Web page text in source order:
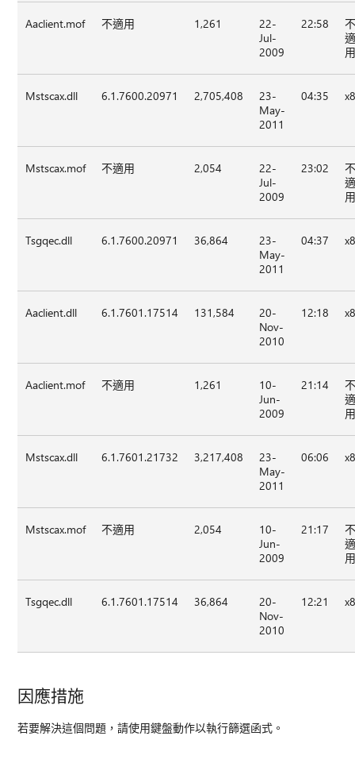
Aaclient.mof 不適用 1,261
22-
Jul-
2009
22:58
Mstscax.dll 6.1.7600.20971 2,705,408
23-
May-
2011
04:35
Mstscax.mof 不適用 2,054
22-
Jul-
2009
23:02
Tsgqec.dll 6.1.7600.20971 36,864
23-
May-
2011
04:37
Aaclient.dll 6.1.7601.17514 131,584
20-
Nov-
2010
12:18
Aaclient.mof 不適用 1,261
10-
Jun-
2009
21:14
Mstscax.dll 6.1.7601.21732 3,217,408
23-
May-
2011
06:06
Mstscax.mof 不適用 2,054
10-
Jun-
2009
21:17
Tsgqec.dll 6.1.7601.17514 36,864
20-
Nov-
2010
12:21
因應措施
若要解決這個問題，請使用鍵盤動作以執行篩選函式。